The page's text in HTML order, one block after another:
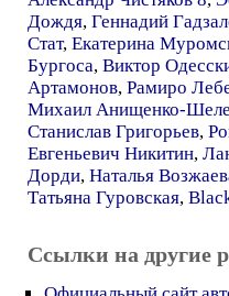
Дождя, Геннадий
Стат, Екатерина
Бургоса, Виктор
Артамонов, Рамиро
Михаил Анищенко-
Станислав Григорьев,
Евгеньевич Никитин,
Дорди, Наталья
Татьяна Гуровская,
Ссылки на другие